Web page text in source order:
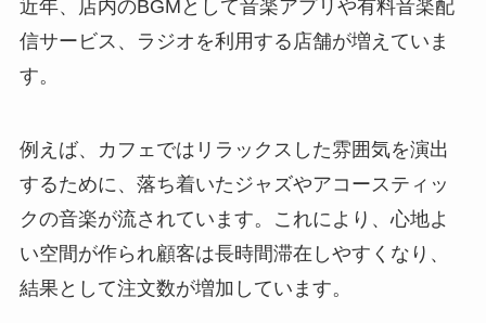
近年、店内のBGMとして音楽アプリや有料音楽配
信サービス、ラジオを利用する店舗が増えていま
す。
例えば、カフェではリラックスした雰囲気を演出
するために、落ち着いたジャズやアコースティッ
クの音楽が流されています。これにより、心地よ
い空間が作られ顧客は長時間滞在しやすくなり、
結果として注文数が増加しています。